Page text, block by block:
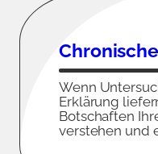
Wenn
Erklärung
Botschaften
verstehen und